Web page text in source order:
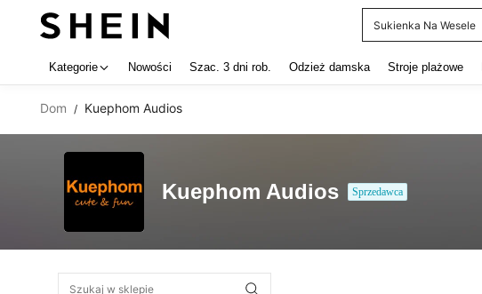
Sukienka Na Wesele
Kategorie Nowości Szac. 3 dni rob. Odzież damska Stroje plażowe
Dom / Kuephom Audios
Kuephom Audios Sprzedawca